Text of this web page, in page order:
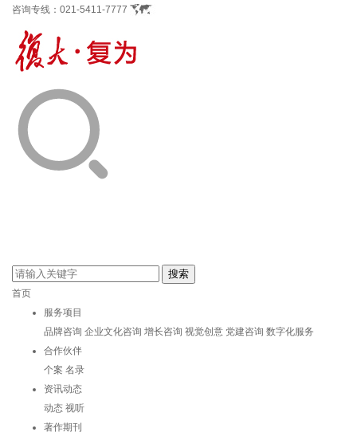
咨询专线： 021-5411-7777
首页
服务项目
品牌咨询 企业文化咨询 增长咨询 视觉创意 党建咨询 数字化服务
合作伙伴
个案 名录
资讯动态
动态 视听
著作期刊